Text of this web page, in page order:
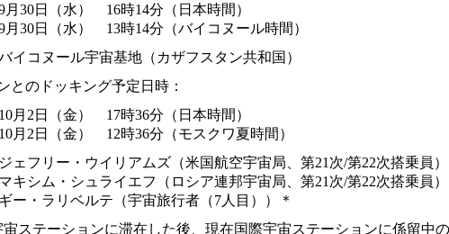
月30日（水） 16時14分（日本時間）
月30日（水） 13時14分（バイコヌール時間）
イコヌール宇宙基地（カザフスタン共和国）
とのドッキング予定日時：
10月2日（金） 17時36分（日本時間）
10月2日（金） 12時36分（モスクワ夏時間）
ジェフリー・ウイリアムズ（米国航空宇宙局、第21次/第22次搭乗員）
マキシム・シュライエフ（ロシア連邦宇宙局、第21次/第22次搭乗員）
ギー・ラリベルテ（宇宙旅行者（7人目））＊
宙ステーションに滞在した後、現在国際宇宙ステーションに係留中